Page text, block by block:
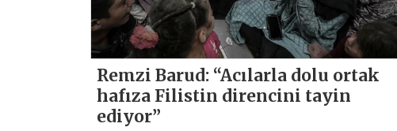
Remzi Barud: “Acılarla dolu ortak
hafıza Filistin direncini tayin
ediyor”